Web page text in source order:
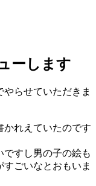
ーします
らせていただきま
かれえていたのです
ですし男の子の絵も
ごいなとおもいま